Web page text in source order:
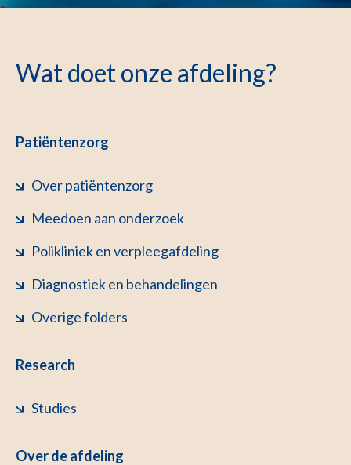
Wat doet onze afdeling?
Patiëntenzorg
Over patiëntenzorg
Meedoen aan onderzoek
Polikliniek en verpleegafdeling
Diagnostiek en behandelingen
Overige folders
Research
Studies
Over de afdeling